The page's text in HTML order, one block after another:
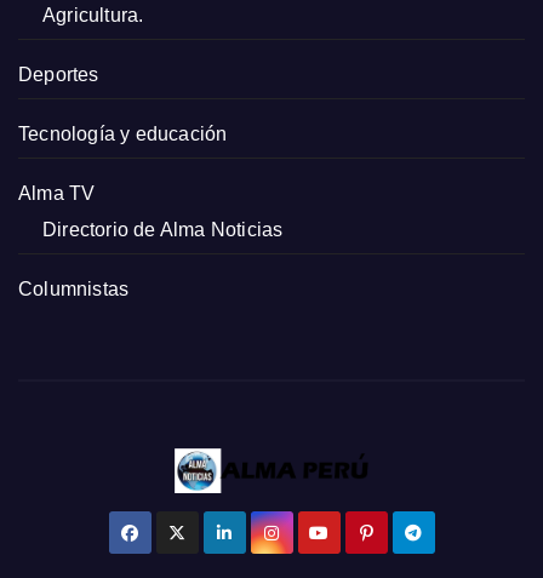
Agricultura.
Deportes
Tecnología y educación
Alma TV
Directorio de Alma Noticias
Columnistas